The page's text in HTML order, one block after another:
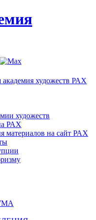
академия художеств РАХ
художеств
РАХ
материалов на сайт РАХ